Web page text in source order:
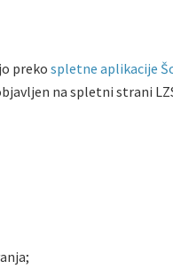
preko spletne aplikacije
na spletni strani